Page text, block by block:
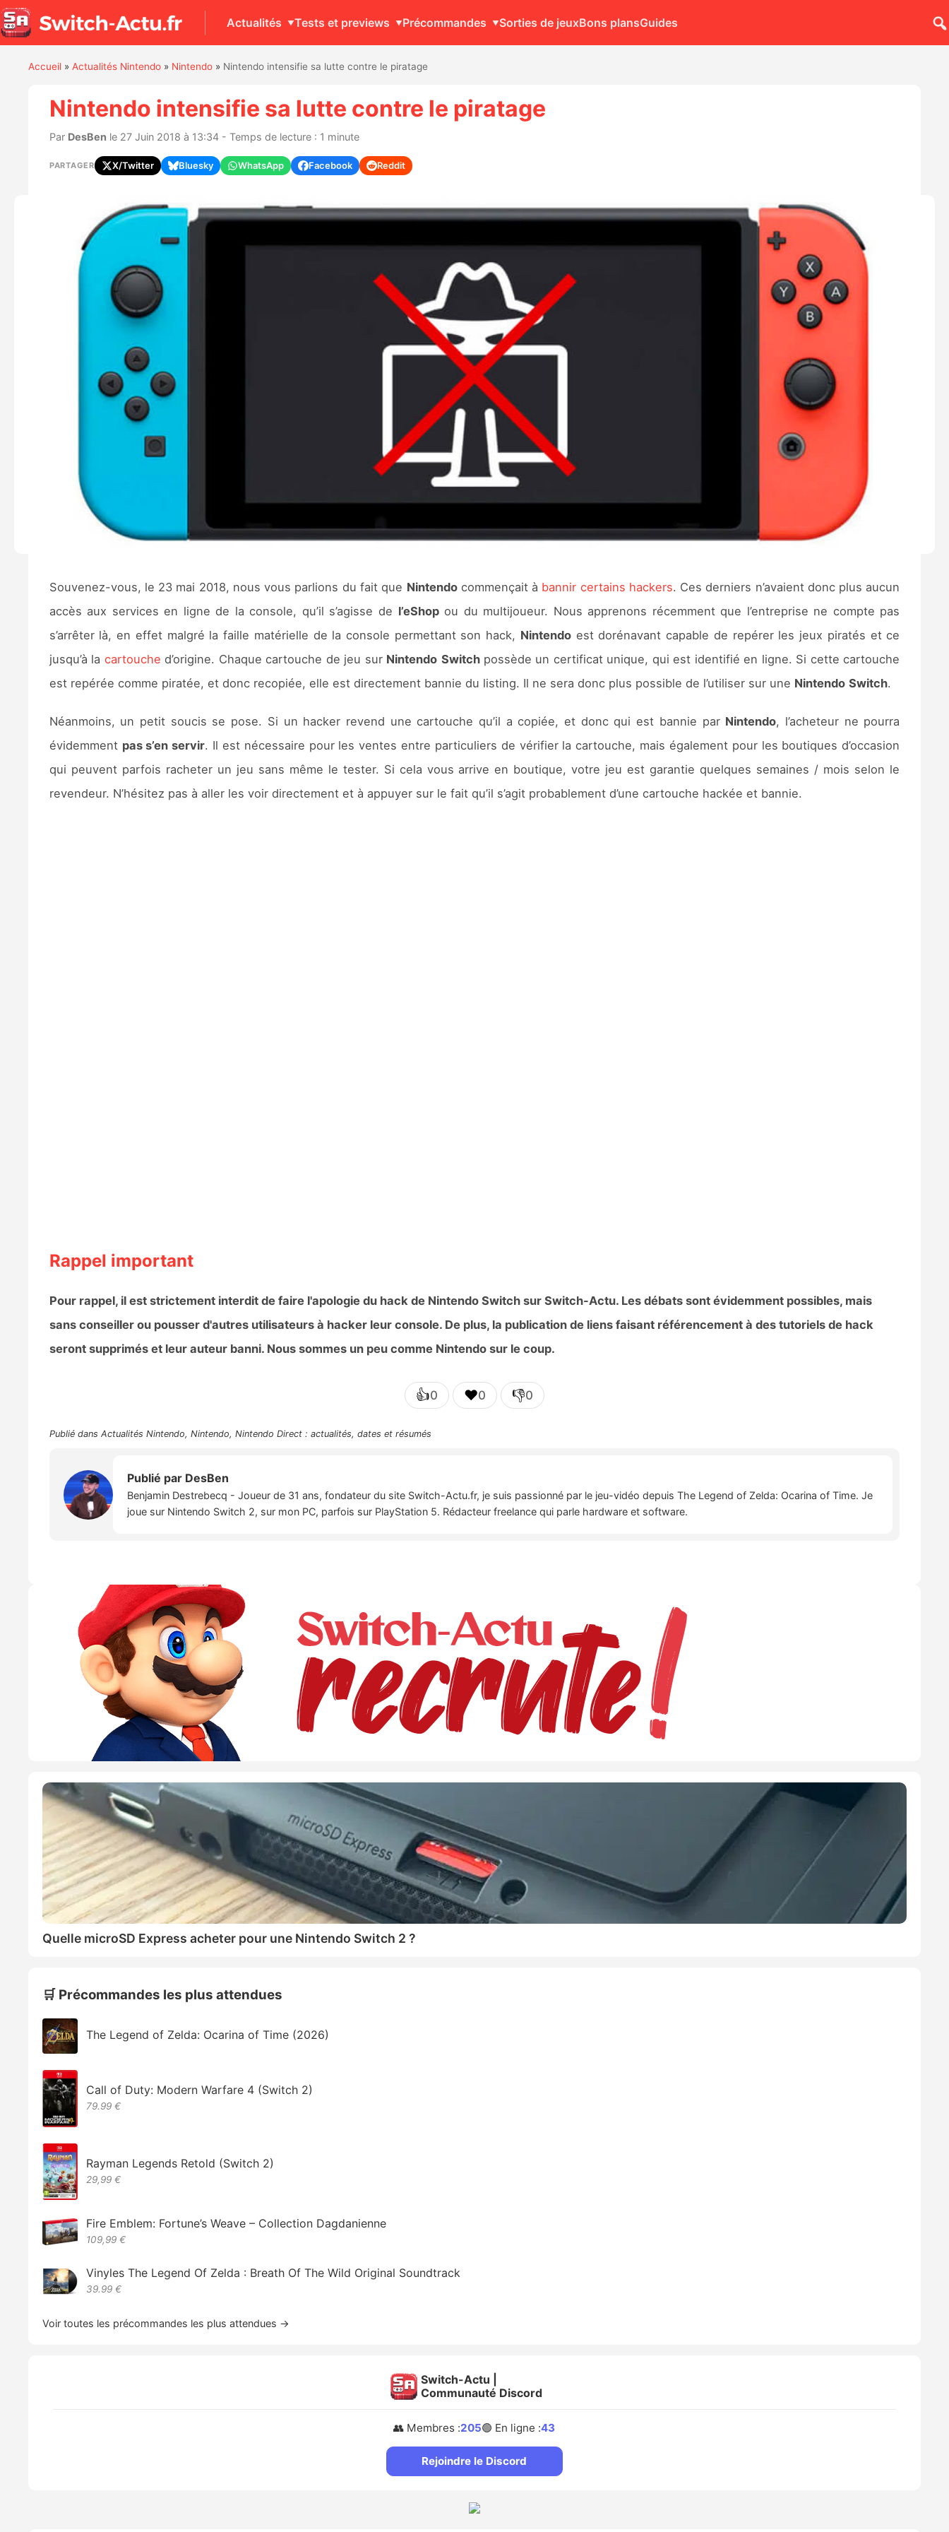
Actualités Tests et previews Précommandes Sorties de jeuxBons plansGuides
Accueil» Actualités Nintendo» Nintendo» Nintendo intensifie sa lutte contre le piratage
Nintendo intensifie sa lutte contre le piratage
Par DesBen le 27 Juin 2018 à 13:34 - Temps de lecture : 1 minute
PARTAGER X/Twitter Bluesky WhatsApp Facebook Reddit
Souvenez-vous, le 23 mai 2018, nous vous parlions du fait que Nintendocommençait à bannir certains hackers. Ces derniers n’avaient donc plus aucun
accès aux services en ligne de la console, qu’il s’agisse de l’eShopou du multijoueur. Nous apprenons récemment que l’entreprise ne compte pas
s’arrêter là, en effet malgré la faille matérielle de la console permettant son hack, Nintendoest dorénavant capable de repérer les jeux piratés et ce
jusqu’à la cartouche d’origine. Chaque cartouche de jeu sur Nintendo Switchpossède un certificat unique, qui est identifié en ligne. Si cette cartouche
est repérée comme piratée, et donc recopiée, elle est directement bannie du listing. Il ne sera donc plus possible de l’utiliser sur une Nintendo Switch.
Néanmoins, un petit soucis se pose. Si un hacker revend une cartouche qu’il a copiée, et donc qui est bannie par Nintendo, l’acheteur ne pourra
évidemment pas s’en servir. Il est nécessaire pour les ventes entre particuliers de vérifier la cartouche, mais également pour les boutiques d’occasion
qui peuvent parfois racheter un jeu sans même le tester. Si cela vous arrive en boutique, votre jeu est garantie quelques semaines / mois selon le
revendeur. N’hésitez pas à aller les voir directement et à appuyer sur le fait qu’il s’agit probablement d’une cartouche hackée et bannie.
Rappel important
Pour rappel, il est strictement interdit de faire l'apologie du hack de Nintendo Switch sur Switch-Actu. Les débats sont évidemment possibles, mais
sans conseiller ou pousser d'autres utilisateurs à hacker leur console. De plus, la publication de liens faisant référencement à des tutoriels de hack
seront supprimés et leur auteur banni. Nous sommes un peu comme Nintendo sur le coup.
👍0 ❤️0 👎0
Publié dans Actualités Nintendo, Nintendo, Nintendo Direct : actualités, dates et résumés
Publié par DesBen
Benjamin Destrebecq - Joueur de 31 ans, fondateur du site Switch-Actu.fr, je suis passionné par le jeu-vidéo depuis The Legend of Zelda: Ocarina of Time. Je
joue sur Nintendo Switch 2, sur mon PC, parfois sur PlayStation 5. Rédacteur freelance qui parle hardware et software.
Quelle microSD Express acheter pour une Nintendo Switch 2 ?
🛒 Précommandes les plus attendues
The Legend of Zelda: Ocarina of Time (2026)
Call of Duty: Modern Warfare 4 (Switch 2)
79.99 €
Rayman Legends Retold (Switch 2)
29,99 €
Fire Emblem: Fortune’s Weave – Collection Dagdanienne
109,99 €
Vinyles The Legend Of Zelda : Breath Of The Wild Original Soundtrack
39.99 €
Voir toutes les précommandes les plus attendues →
Switch-Actu |
Communauté Discord
👥 Membres :205🟢 En ligne :43
Rejoindre le Discord